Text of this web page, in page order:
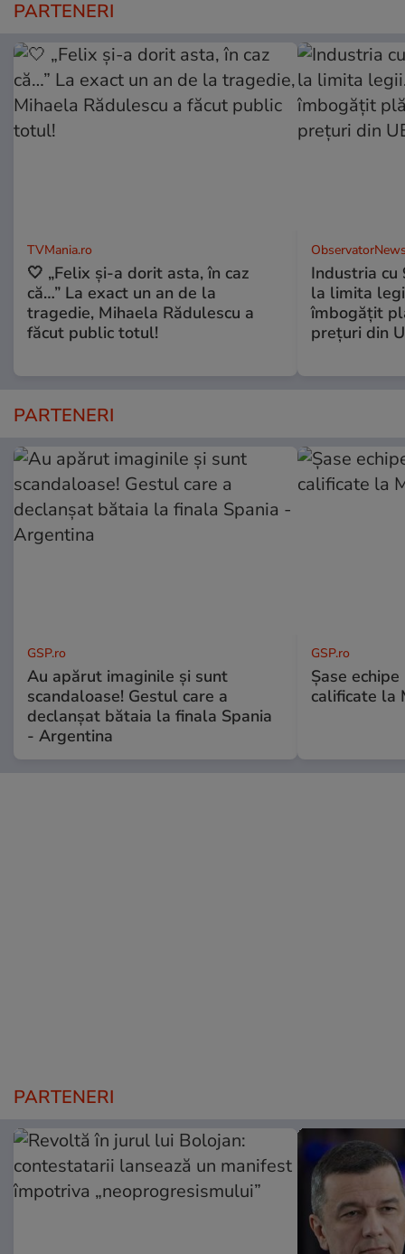
PARTENERI
TVMania.ro
🤍 „Felix și-a dorit asta, în caz
că…” La exact un an de la
tragedie, Mihaela Rădulescu a
făcut public totul!
Industria
la limita
îmbogăţit
preţuri din
PARTENERI
GSP.ro
Au apărut imaginile și sunt
scandaloase! Gestul care a
declanșat bătaia la finala Spania
- Argentina
GSP.ro
Șase
calificate la
PARTENERI